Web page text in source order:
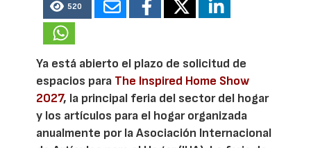
520
Ya está abierto el plazo de solicitud de
espacios para The Inspired Home Show
2027, la principal feria del sector del hogar
y los artículos para el hogar organizada
anualmente por la Asociación Internacional